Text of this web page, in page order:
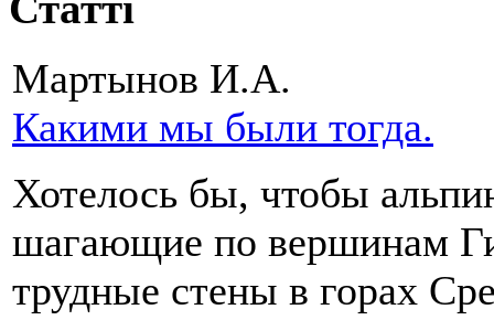
Мартынов И.А.
Какими мы были тогда.
Хотелось бы, чтобы
шагающие по вершинам
трудные стены в горах